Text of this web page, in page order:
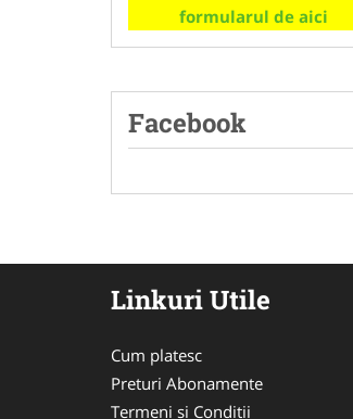
formularul de aici
Facebook
Linkuri Utile
Cum platesc
Preturi Abonamente
Termeni si Conditii